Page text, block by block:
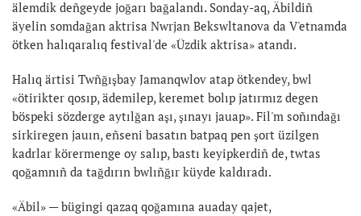
älemdik deñgeyde joğarı bağalandı. Sonday-aq, Äbildiñ
äyelin somdağan aktrisa Nwrjan Bekswltanova da V'etnamda
ötken halıqaralıq festival'de «Üzdik aktrisa» atandı.
Halıq ärtisi Twñğışbay Jamanqwlov atap ötkendey, bwl
«ötirikter qosıp, ädemilep, keremet bolıp jatırmız degen
böspeki sözderge aytılğan aşı, şınayı jauap». Fil'm soñındağı
sirkiregen jauın, eñseni basatın batpaq pen şort üzilgen
kadrlar körermenge oy salıp, bastı keyipkerdiñ de, twtas
qoğamnıñ da tağdırın bwlıñğır küyde kaldıradı.
«Äbil» — bügingi qazaq qoğamına auaday qajet,